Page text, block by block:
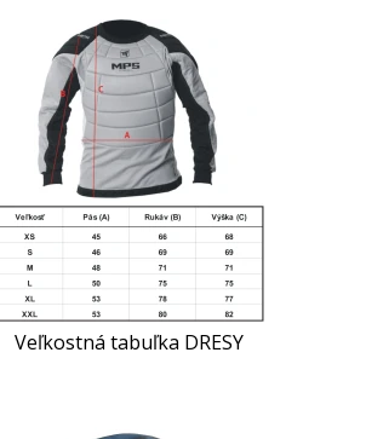
Veľkostná tabuľka DRESY